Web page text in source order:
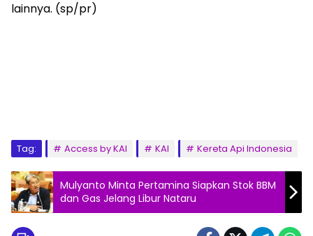
lainnya. (sp/pr)
Tag: Access by KAI KAI Kereta Api Indonesia
Mulyanto Minta Pertamina Siapkan Stok BBM
dan Gas Jelang Libur Nataru